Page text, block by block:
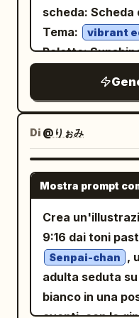
breath, and
Immagine:
che chiude gli
apre le ali,
Failure” con
all its strength…
smoke comes
piano di un
bocca contratta
nuvola di fumo grigio. Panel
“4. (6–8s)
sottotitolo “The
bird tilts its
Immagine: il
imbarazzato
liscia. In alto a
font spessi e
mano
per presentare '
King Durian)
verde scuro; il
细滑' è
verde oliva, con
'MUSANG KING
sigillo circolare.
curve che
frutto, blocchi di
stellare e
sfondo.
ad alta
strati, una
scheda:
Tema:
vibrant
Palette:
Secondary
Secondary Sky
Text #17324D,
Background
. Visualizza accuratamente il seguente
testo: library /
Biblioteca Luogo in cui le persone
possono
libri e altri materiali. We
books from the
books from the library.
the library)
Di @りぉみ
Mostra prompt
Crea
9:16 dai toni
Senpai-chan
,
adulta seduta
bianco in una